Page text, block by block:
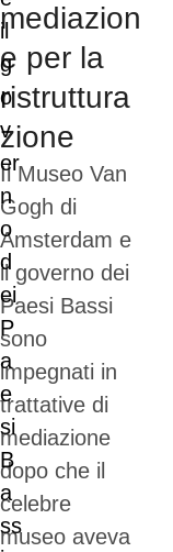
mediazion
e per la
ristruttura
zione
Il Museo Van
Gogh di
Amsterdam e
il governo dei
Paesi Bassi
sono
impegnati in
trattative di
mediazione
dopo che il
celebre
museo aveva